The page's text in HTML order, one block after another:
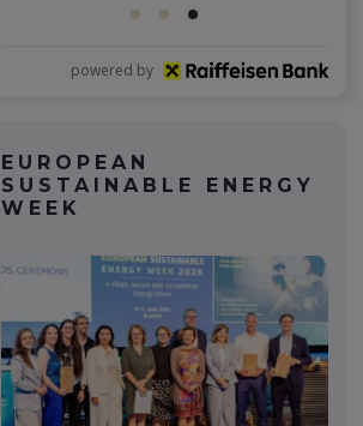
powered by
EUROPEAN
SUSTAINABLE ENERGY
WEEK